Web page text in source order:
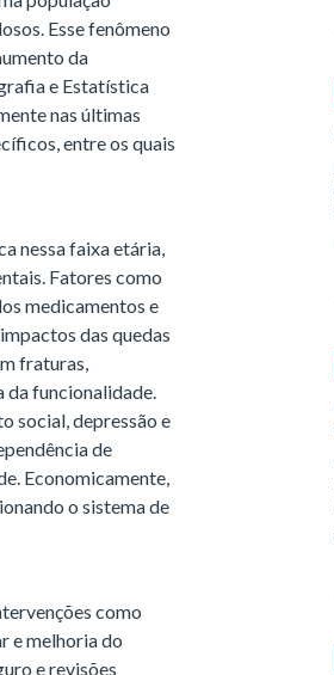
Esse fenômeno
da
e Estatística
nas últimas
entre os quais
nessa faixa etária,
Fatores como
medicamentos e
das quedas
fraturas,
da funcionalidade.
social, depressão e
de
Economicamente,
o sistema de
como
e melhoria do
e revisões